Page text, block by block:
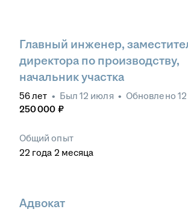
Главный инженер,
директора по производству,
начальник участка
56лет • Был 12 июля • Обновлено
250 000 ₽
Общий опыт
22 года 2 месяца
Адвокат